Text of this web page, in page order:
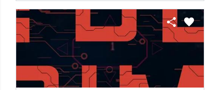
share favorite